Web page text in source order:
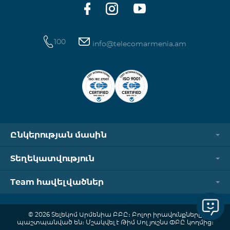
100 info@telecomarmenia.am
Ընկերության մասին
Տեղեկատվություն
Team հավելվածներ
© 2026 Տելեկոմ Արմենիա ԲԲԸ։ Բոլոր իրավունքները
պաշտպանված են։ Մշակվել է Թիմ Սոլյուշնս ՓԲԸ կողմից։